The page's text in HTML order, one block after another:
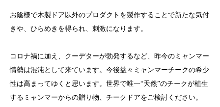
お陰様で木製ドア以外のプロダクトを製作することで新たな気付
きや、ひらめきを得られ、刺激になります。
コロナ禍に加え、クーデターが勃発するなど、昨今のミャンマー
情勢は混沌として来ています。今後益々ミャンマーチークの希少
性は高まってゆくと思います。世界で唯一“天然”のチークが植生
するミャンマーからの贈り物、チークドアをご検討ください。